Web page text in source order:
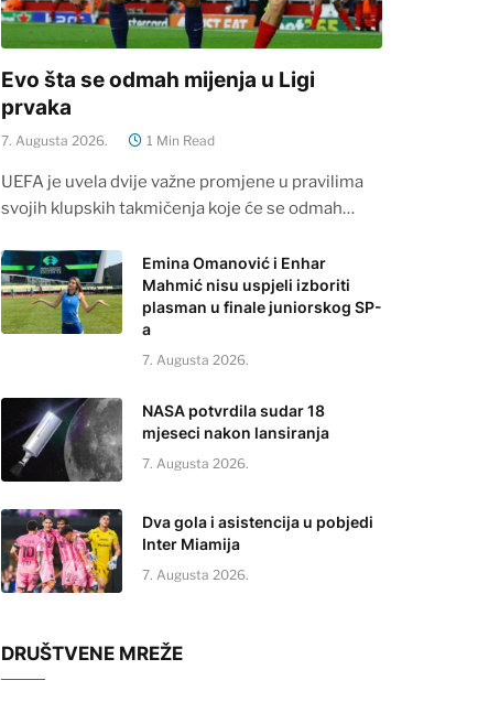
Evo šta se odmah mijenja u Ligi
prvaka
7. Augusta 2026. 1 Min Read
UEFA je uvela dvije važne promjene u pravilima
svojih klupskih takmičenja koje će se odmah…
Emina Omanović i Enhar
Mahmić nisu uspjeli izboriti
plasman u finale juniorskog SP-
a
7. Augusta 2026.
NASA potvrdila sudar 18
mjeseci nakon lansiranja
7. Augusta 2026.
Dva gola i asistencija u pobjedi
Inter Miamija
7. Augusta 2026.
DRUŠTVENE MREŽE